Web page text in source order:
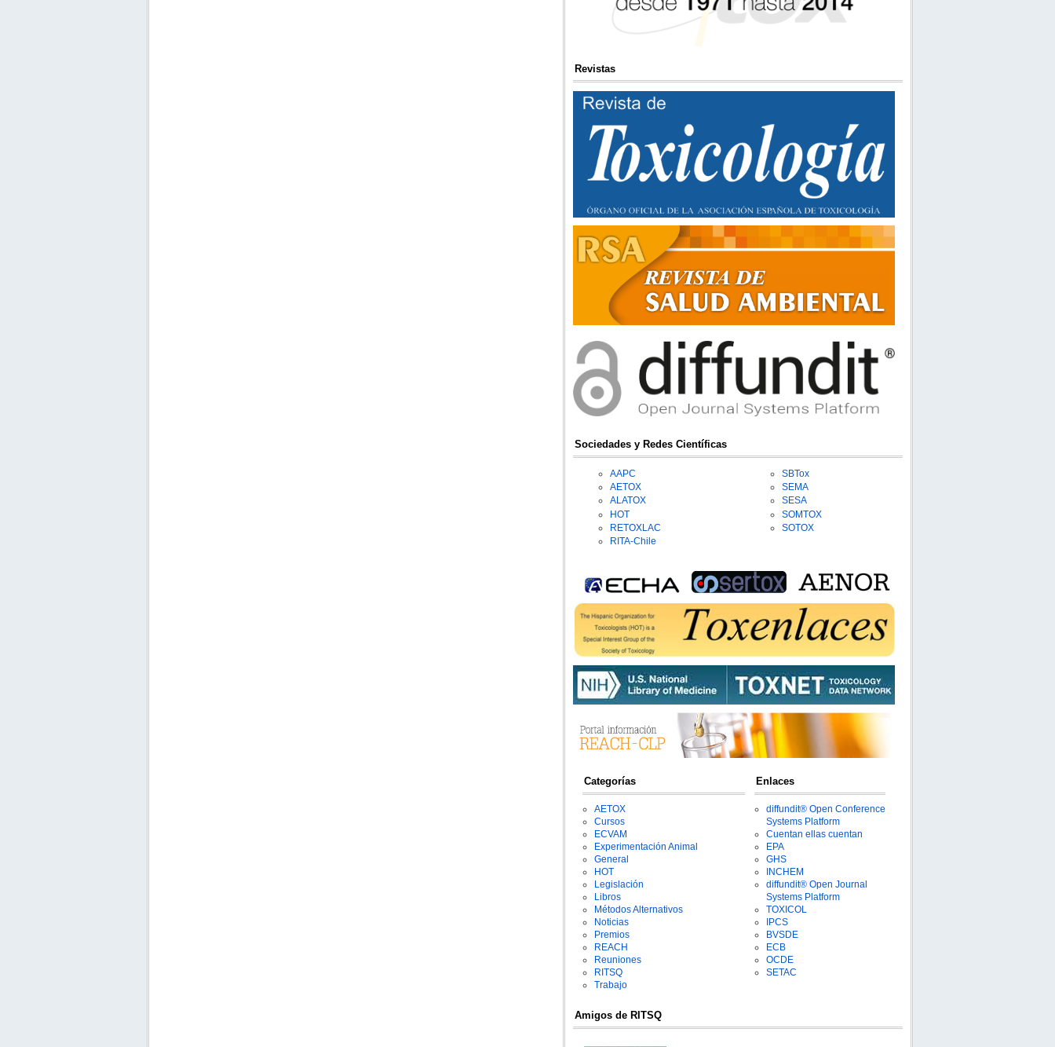
Revistas
Sociedades y Redes Científicas
AAPC
AETOX
ALATOX
HOT
RETOXLAC
RITA-Chile
SBTox
SEMA
SESA
SOMTOX
SOTOX
Categorías
AETOX
Cursos
ECVAM
Experimentación Animal
General
HOT
Legislación
Libros
Métodos Alternativos
Noticias
Premios
REACH
Reuniones
RITSQ
Trabajo
Enlaces
diffundit® Open Conference
Systems Platform
Cuentan ellas cuentan
EPA
GHS
INCHEM
diffundit® Open Journal
Systems Platform
TOXICOL
IPCS
BVSDE
ECB
OCDE
SETAC
Amigos de RITSQ